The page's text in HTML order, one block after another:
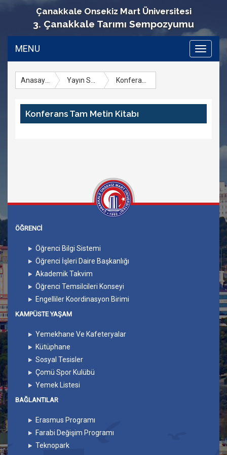
Çanakkale Onsekiz Mart Üniversitesi
3. Çanakkale Tarımı Sempozyumu
MENU
Toggle
Konferans Tam Metin Kitabı
ÖĞRENCİ
Öğrenci Bilgi Sistemi
Öğrenci İşleri Daire Başkanlığı
Akademik Takvim
Öğrenci Temsilcileri Konseyi
Engelliler Koordinasyon Birimi
KAMPÜSTE YAŞAM
Yemekhane Ve Kafeteryalar
Kütüphane
Sosyal Tesisler
Çomü Spor Kulübü
Yemek Listesi
BAĞLANTILAR
Erasmus Programı
Farabi Değişim Programı
Teknopark